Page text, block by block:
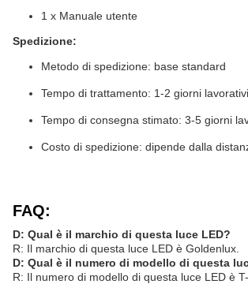
1 x Manuale utente
Spedizione:
Metodo di spedizione: base standard
Tempo di trattamento: 1-2 giorni lavorativi
Tempo di consegna stimato: 3-5 giorni
Costo di spedizione: dipende dalla
FAQ:
D: Qual è il marchio di questa luce LED?
R: Il marchio di questa luce LED è Goldenlux.
D: Qual è il numero di modello di questa
R: Il numero di modello di questa luce LED è